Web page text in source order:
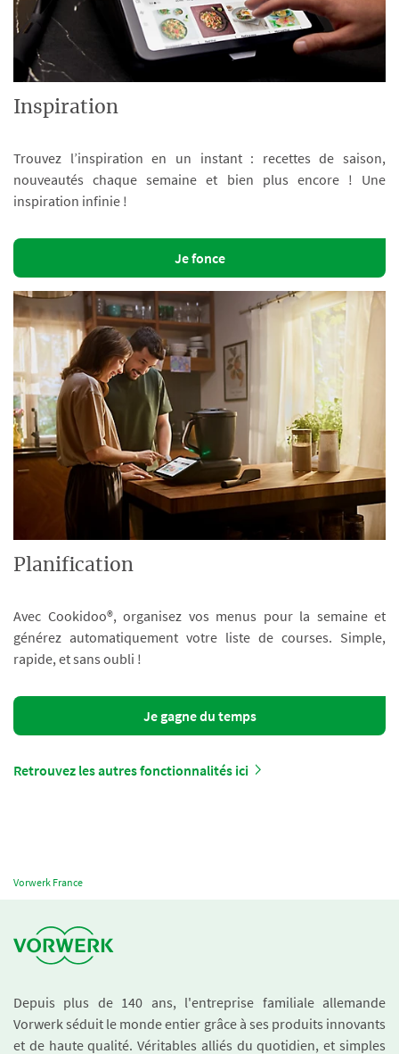
Inspiration
Trouvez l’inspiration en un instant : recettes de saison,
nouveautés chaque semaine et bien plus encore ! Une
inspiration infinie !
Je fonce
Planification
Avec Cookidoo®, organisez vos menus pour la semaine et
générez automatiquement votre liste de courses. Simple,
rapide, et sans oubli !
Je gagne du temps
Retrouvez les autres fonctionnalités ici
Vorwerk France
Depuis plus de 140 ans, l'entreprise familiale allemande
Vorwerk séduit le monde entier grâce à ses produits innovants
et de haute qualité. Véritables alliés du quotidien, et simples